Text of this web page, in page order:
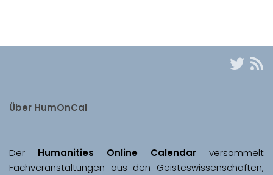
Über HumOnCal
Der Humanities Online Calendar versammelt
Fachveranstaltungen aus den Geisteswissenschaften,